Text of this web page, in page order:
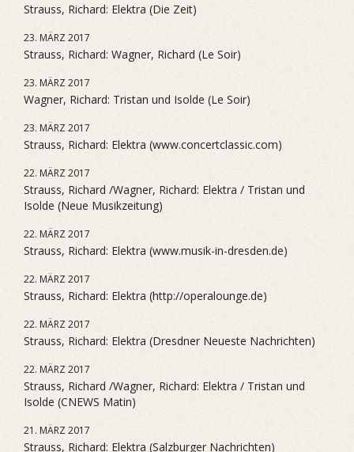
Strauss, Richard: Elektra (Die Zeit)
23. MÄRZ 2017
Strauss, Richard: Wagner, Richard (Le Soir)
23. MÄRZ 2017
Wagner, Richard: Tristan und Isolde (Le Soir)
23. MÄRZ 2017
Strauss, Richard: Elektra (www.concertclassic.com)
22. MÄRZ 2017
Strauss, Richard /Wagner, Richard: Elektra / Tristan und
Isolde (Neue Musikzeitung)
22. MÄRZ 2017
Strauss, Richard: Elektra (www.musik-in-dresden.de)
22. MÄRZ 2017
Strauss, Richard: Elektra (http://operalounge.de)
22. MÄRZ 2017
Strauss, Richard: Elektra (Dresdner Neueste Nachrichten)
22. MÄRZ 2017
Strauss, Richard /Wagner, Richard: Elektra / Tristan und
Isolde (CNEWS Matin)
21. MÄRZ 2017
Strauss, Richard: Elektra (Salzburger Nachrichten)